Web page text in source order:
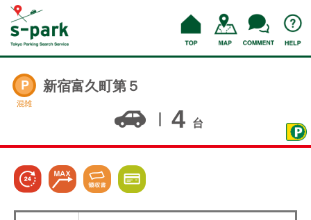
混雑
新宿富久町第５
4 台